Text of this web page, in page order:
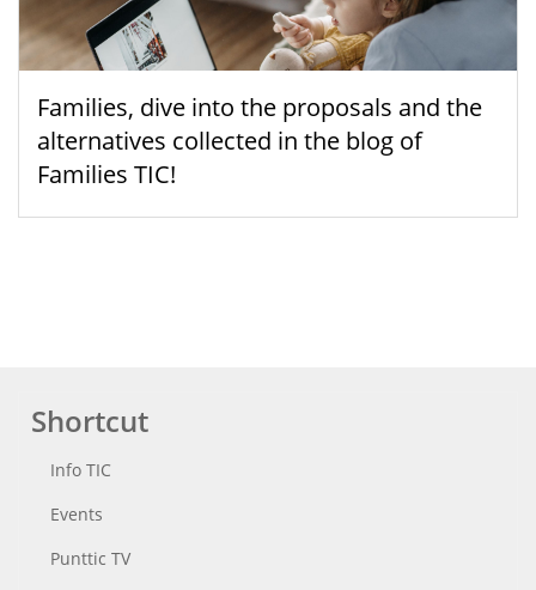
Families, dive into the proposals and the
alternatives collected in the blog of
Families TIC!
Shortcut
Info TIC
Events
Punttic TV